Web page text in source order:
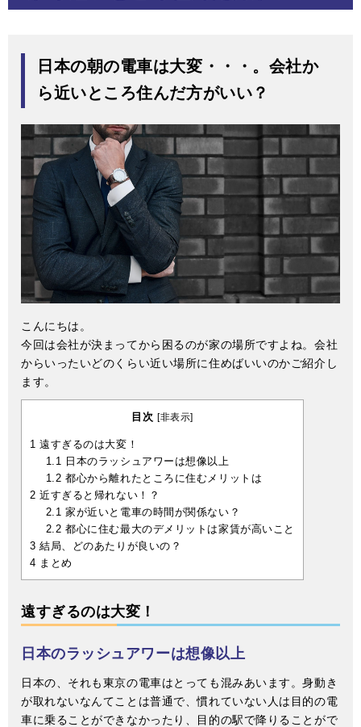
日本の朝の電車は大変・・・。会社か
ら近いところ住んだ方がいい？
こんにちは。
今回は会社が決まってから困るのが家の場所ですよね。会社
からいったいどのくらい近い場所に住めばいいのかご紹介し
ます。
目次 [非表示]
1 遠すぎるのは大変！
1.1 日本のラッシュアワーは想像以上
1.2 都心から離れたところに住むメリットは
2 近すぎると帰れない！？
2.1 家が近いと電車の時間が関係ない？
2.2 都心に住む最大のデメリットは家賃が高いこと
3 結局、どのあたりが良いの？
4 まとめ
遠すぎるのは大変！
日本のラッシュアワーは想像以上
日本の、それも東京の電車はとっても混みあいます。身動き
が取れないなんてことは普通で、慣れていない人は目的の電
車に乗ることができなかったり、目的の駅で降りることがで